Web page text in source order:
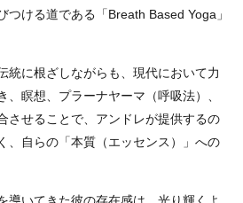
つける道である「Breath Based Yoga」
統に根ざしながらも、現代において力
、瞑想、プラーナヤーマ（呼吸法）、
させることで、アンドレが提供するの
、自らの「本質（エッセンス）」への